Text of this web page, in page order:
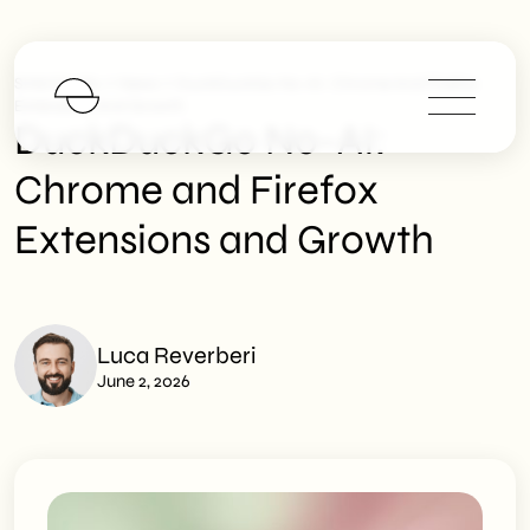
SHM Studio
DuckDuckGo No-AI: Chrome And Firefox
Extensions And Growth
DuckDuckGo No-AI:
Chrome and Firefox
Extensions and Growth
Luca Reverberi
June 2, 2026